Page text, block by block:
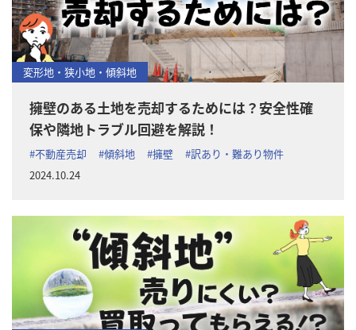
変形地・狭小地・傾斜地
擁壁のある土地を売却するためには？安全性確
保や隣地トラブル回避を解説！
#不動産売却 #傾斜地 #擁壁
#訳あり・難あり物件
2024.10.24